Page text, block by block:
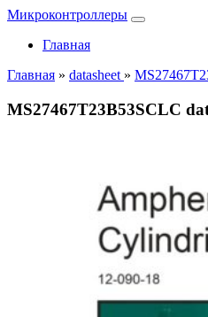
Микроконтроллеры
Главная
Главная » datasheet »
MS27467T23B53SCLC